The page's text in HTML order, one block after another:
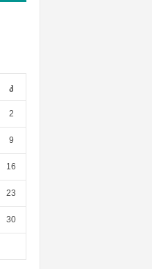
კ
2
9
16
23
30